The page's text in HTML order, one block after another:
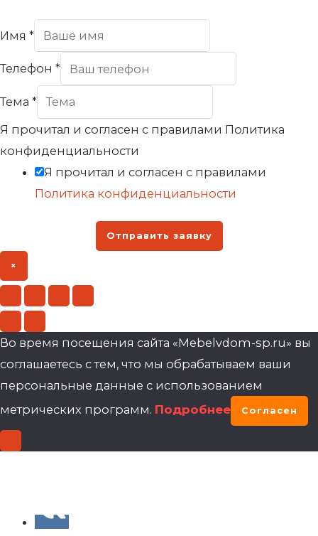
Имя *
Телефон *
Тема *
Я прочитал и согласен с правилами Политика
конфиденциальности
Я прочитал и согласен с правилами
Политика конфиденциальности
Отправить заявку
×
Во время посещения сайта «Mebelvdom-sp.ru» вы
соглашаетесь с тем, что мы обрабатываем ваши
персональные данные с использованием
метрических программ. Подробнее Согласен